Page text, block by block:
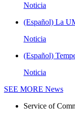
Noticia
(Español) La
Noticia
(Español)
Noticia
SEE MORE News
Service of